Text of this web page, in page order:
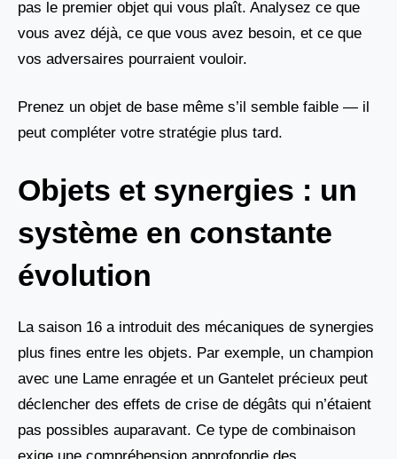
pas le premier objet qui vous plaît. Analysez ce que
vous avez déjà, ce que vous avez besoin, et ce que
vos adversaires pourraient vouloir.
Prenez un objet de base même s’il semble faible — il
peut compléter votre stratégie plus tard.
Objets et synergies : un
système en constante
évolution
La saison 16 a introduit des mécaniques de synergies
plus fines entre les objets. Par exemple, un champion
avec une Lame enragée et un Gantelet précieux peut
déclencher des effets de crise de dégâts qui n’étaient
pas possibles auparavant. Ce type de combinaison